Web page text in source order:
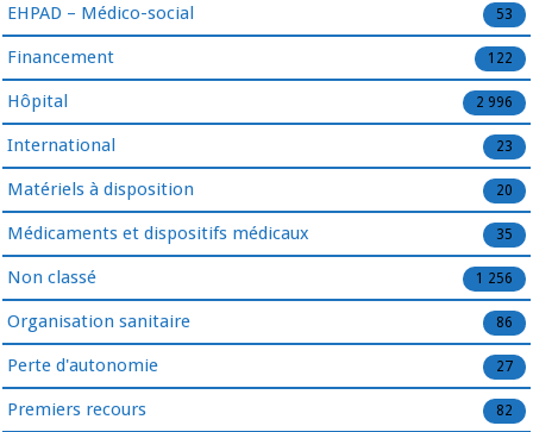
EHPAD – Médico-social 53
Financement 122
Hôpital 2 996
International 23
Matériels à disposition 20
Médicaments et dispositifs médicaux 35
Non classé 1 256
Organisation sanitaire 86
Perte d'autonomie 27
Premiers recours 82